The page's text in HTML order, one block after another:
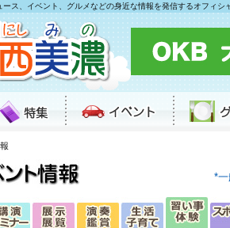
ス、イベント、グルメなどの身近な情報を発信するオフィシ
*